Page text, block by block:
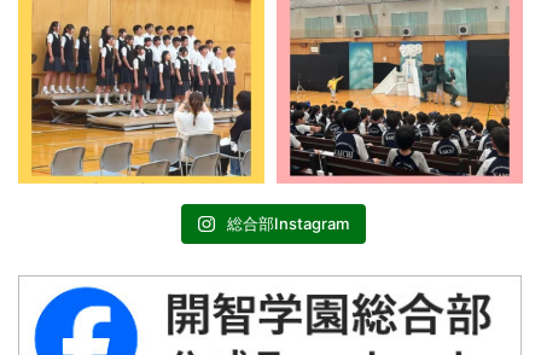
総合部Instagram